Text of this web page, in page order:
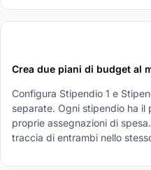
Crea due piani di budget al
Configura Stipendio 1 e
separate. Ogni stipendio ha
proprie assegnazioni di
traccia di entrambi nello